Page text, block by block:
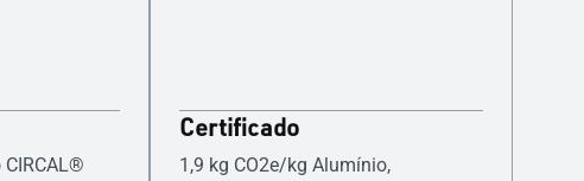
Certificado
1,9 kg CO2e/kg Alumínio,